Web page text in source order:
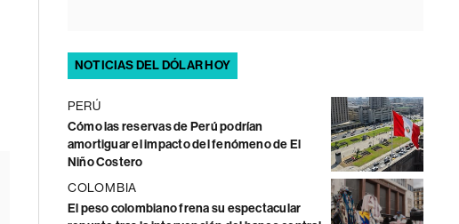
NOTICIAS DEL DÓLAR HOY
PERÚ
Cómo las reservas de Perú podrían
amortiguar el impacto del fenómeno de El
Niño Costero
COLOMBIA
El peso colombiano frena su espectacular